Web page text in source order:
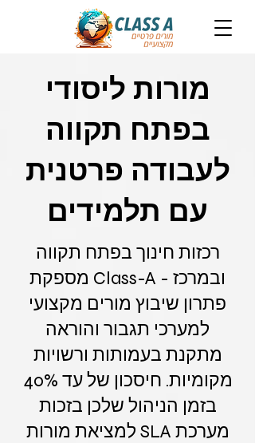
מורות ליסודי
בפתח תקווה
לעבודה פרטנית
עם תלמידים
רכזות חינוך בפתח תקווה
ובמרכז - Class-A מספקת
פתרון שיבוץ מורים מקצועי
למערכי תגבור והוראה
מתקנת בעמותות ורשויות
מקומיות. חיסכון של עד 40%
בזמן הניהול שלכן בזכות
מערכת SLA למציאת מורות